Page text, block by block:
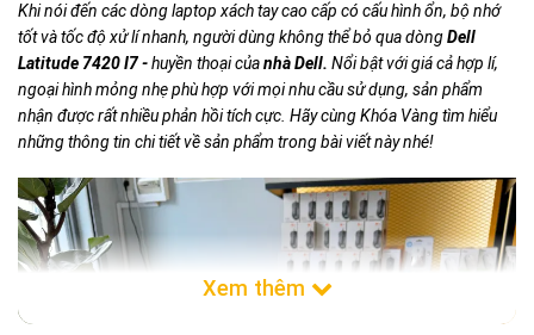
Khi nói đến các dòng laptop xách tay cao cấp có cấu hình ổn, bộ nhớ
tốt và tốc độ xử lí nhanh, người dùng không thể bỏ qua dòngDell
Latitude 7420 I7 -huyền thoại củanhà Dell. Nổi bật với giá cả hợp lí,
ngoại hình mỏng nhẹ phù hợp với mọi nhu cầu sử dụng, sản phẩm
nhận được rất nhiều phản hồi tích cực. Hãy cùng Khóa Vàng tìm hiểu
những thông tin chi tiết về sản phẩm trong bài viết này nhé!